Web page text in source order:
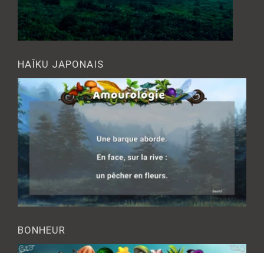
HAÎKU JAPONAIS
BONHEUR